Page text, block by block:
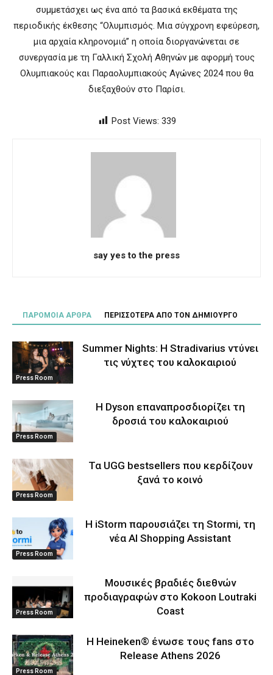
συμμετάσχει ως ένα από τα βασικά εκθέματα της
περιοδικής έκθεσης “Ολυμπισμός. Μια σύγχρονη εφεύρεση,
μια αρχαία κληρονομιά” η οποία διοργανώνεται σε
συνεργασία με τη Γαλλική Σχολή Αθηνών με αφορμή τους
Ολυμπιακούς και Παραολυμπιακούς Αγώνες 2024 που θα
διεξαχθούν στο Παρίσι.
Post Views: 339
say yes to the press
ΠΑΡΟΜΟΙΑ ΑΡΘΡΑ ΠΕΡΙΣΣΟΤΕΡΑ ΑΠΟ ΤΟΝ ΔΗΜΙΟΥΡΓΟ
Press Room
Summer Nights: Η Stradivarius ντύνει
τις νύχτες του καλοκαιριού
Press Room
Η Dyson επαναπροσδιορίζει τη
δροσιά του καλοκαιριού
Press Room
Τα UGG bestsellers που κερδίζουν
ξανά το κοινό
Press Room
Η iStorm παρουσιάζει τη Stormi, τη
νέα AI Shopping Assistant
Press Room
Μουσικές βραδιές διεθνών
προδιαγραφών στο Kokoon Loutraki
Coast
Press Room
Η Heineken® ένωσε τους fans στο
Release Athens 2026